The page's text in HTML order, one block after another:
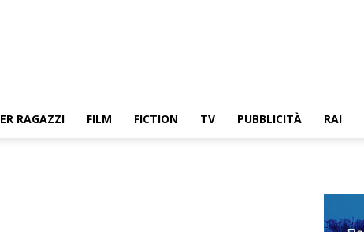
RAGAZZI FILM FICTION TV PUBBLICITÀ RAI